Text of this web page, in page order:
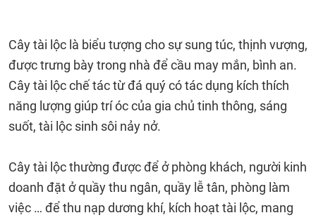
Cây tài lộc là biểu tượng cho sự sung túc, thịnh vượng,
được trưng bày trong nhà để cầu may mắn, bình an.
Cây tài lộc chế tác từ đá quý có tác dụng kích thích
năng lượng giúp trí óc của gia chủ tinh thông, sáng
suốt, tài lộc sinh sôi nảy nở.
Cây tài lộc thường được để ở phòng khách, người kinh
doanh đặt ở quầy thu ngân, quầy lễ tân, phòng làm
việc … để thu nạp dương khí, kích hoạt tài lộc, mang